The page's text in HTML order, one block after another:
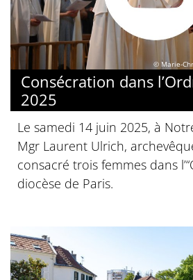
© Marie-
Consécration dans
2025
Le samedi 14 juin 2025, à
Mgr Laurent Ulrich,
consacré trois femmes dans
diocèse de Paris.